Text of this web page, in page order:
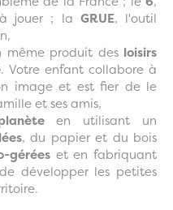
jouer ; la GRUE, l'outil
même produit des loisirs
. Votre enfant collabore à
image et est fier de le
et ses amis,
en utilisant un
, du papier et du bois
géréeset en fabriquant
développer les petites